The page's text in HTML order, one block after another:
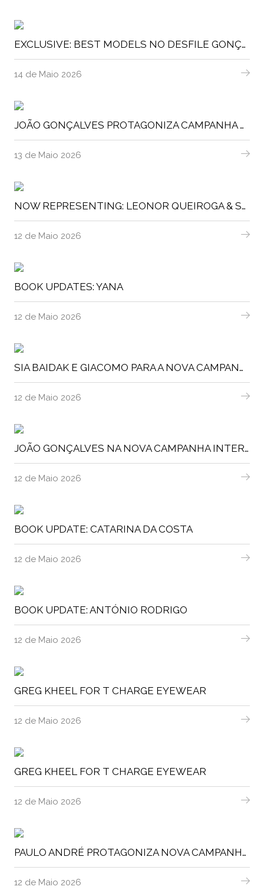
EXCLUSIVE: BEST MODELS NO DESFILE GONÇALO PEIXOTO
14 de Maio 2026
JOÃO GONÇALVES PROTAGONIZA CAMPANHA GLOBAL DA AUSSIE HAIR
13 de Maio 2026
NOW REPRESENTING: LEONOR QUEIROGA & STESHA
12 de Maio 2026
BOOK UPDATES: YANA
12 de Maio 2026
SIA BAIDAK E GIACOMO PARA A NOVA CAMPANHA DA MARQUES SOARES
12 de Maio 2026
JOÃO GONÇALVES NA NOVA CAMPANHA INTERNACIONAL DA SAVE THE DUCK
12 de Maio 2026
BOOK UPDATE: CATARINA DA COSTA
12 de Maio 2026
BOOK UPDATE: ANTÓNIO RODRIGO
12 de Maio 2026
GREG KHEEL FOR T CHARGE EYEWEAR
12 de Maio 2026
GREG KHEEL FOR T CHARGE EYEWEAR
12 de Maio 2026
PAULO ANDRÉ PROTAGONIZA NOVA CAMPANHA DO LIDL
12 de Maio 2026